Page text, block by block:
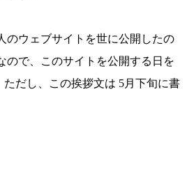
ウェブサイトを世に公開したの
ので、このサイトを公開する日を
ただし、この挨拶文は 5月下旬に書